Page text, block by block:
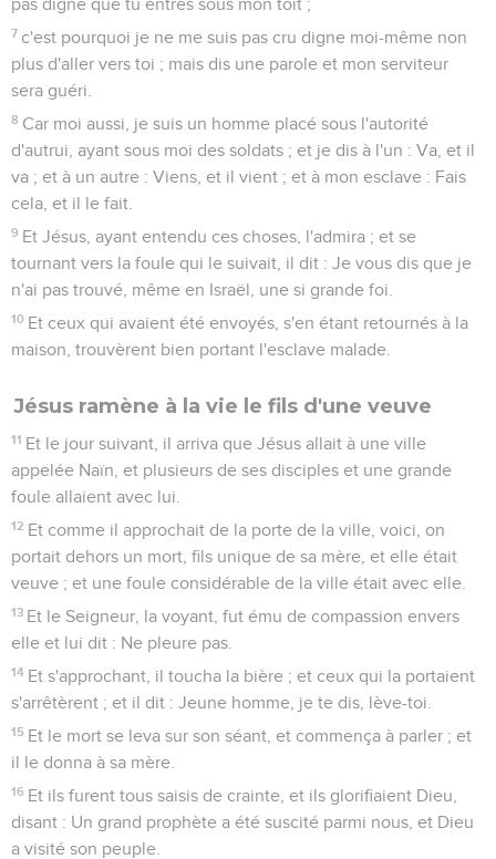
pas digne que tu entres sous mon toit ;
7 c'est pourquoi je ne me suis pas cru digne moi-même non
plus d'aller vers toi ; mais dis une parole et mon serviteur
sera guéri.
8 Car moi aussi, je suis un homme placé sous l'autorité
d'autrui, ayant sous moi des soldats ; et je dis à l'un : Va, et il
va ; et à un autre : Viens, et il vient ; et à mon esclave : Fais
cela, et il le fait.
9 Et Jésus, ayant entendu ces choses, l'admira ; et se
tournant vers la foule qui le suivait, il dit : Je vous dis que je
n'ai pas trouvé, même en Israël, une si grande foi.
10 Et ceux qui avaient été envoyés, s'en étant retournés à la
maison, trouvèrent bien portant l'esclave malade.
Jésus ramène à la vie le fils d'une veuve
11 Et le jour suivant, il arriva que Jésus allait à une ville
appelée Naïn, et plusieurs de ses disciples et une grande
foule allaient avec lui.
12 Et comme il approchait de la porte de la ville, voici, on
portait dehors un mort, fils unique de sa mère, et elle était
veuve ; et une foule considérable de la ville était avec elle.
13 Et le Seigneur, la voyant, fut ému de compassion envers
elle et lui dit : Ne pleure pas.
14 Et s'approchant, il toucha la bière ; et ceux qui la portaient
s'arrêtèrent ; et il dit : Jeune homme, je te dis, lève-toi.
15 Et le mort se leva sur son séant, et commença à parler ; et
il le donna à sa mère.
16 Et ils furent tous saisis de crainte, et ils glorifiaient Dieu,
disant : Un grand prophète a été suscité parmi nous, et Dieu
a visité son peuple.